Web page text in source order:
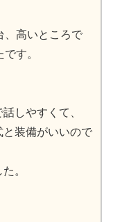
、高いところで
す。
しやすくて、
と装備がいいので
。